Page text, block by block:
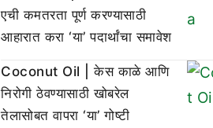
एची कमतरता पूर्ण करण्यासाठी
आहारात करा ‘या’ पदार्थांचा समावेश
Coconut Oil | केस काळे आणि
निरोगी ठेवण्यासाठी खोबरेल
तेलासोबत वापरा ‘या’ गोष्टी